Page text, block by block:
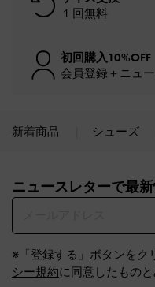
１回無料
初回購入10%OFF
会員登録＋ニュ
新着商品 シューズ
ニュースレターで最
※「登録する」ボタンをク
シー規約に同意したものと